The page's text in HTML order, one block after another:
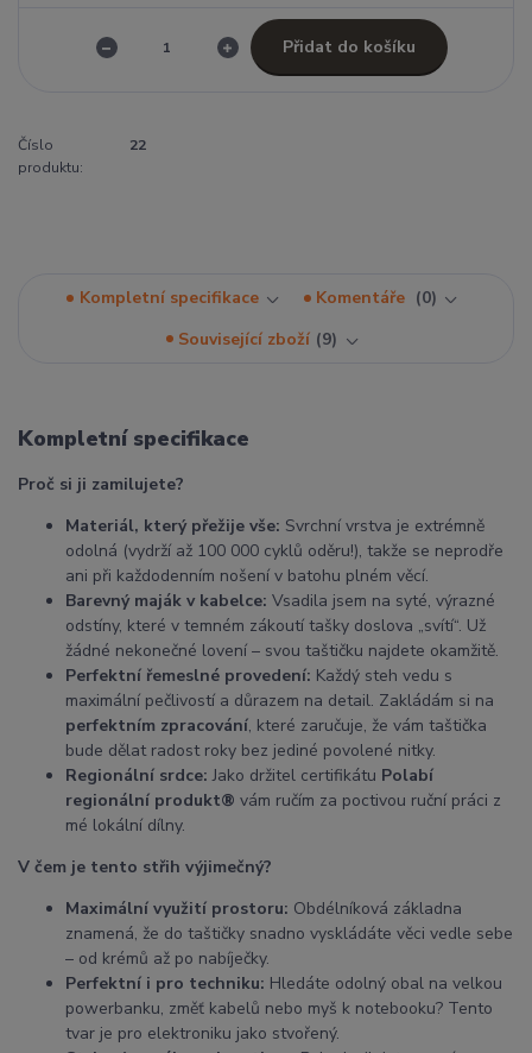
Přidat do košíku
Číslo
produktu:
22
Kompletní specifikace Komentáře
0
Související zboží 9
Kompletní specifikace
Proč si ji zamilujete?
Materiál, který přežije vše: Svrchní vrstva je extrémně
odolná (vydrží až 100 000 cyklů oděru!), takže se neprodře
ani při každodenním nošení v batohu plném věcí.
Barevný maják v kabelce: Vsadila jsem na syté, výrazné
odstíny, které v temném zákoutí tašky doslova „svítí“. Už
žádné nekonečné lovení – svou taštičku najdete okamžitě.
Perfektní řemeslné provedení: Každý steh vedu s
maximální pečlivostí a důrazem na detail. Zakládám si na
perfektním zpracování, které zaručuje, že vám taštička
bude dělat radost roky bez jediné povolené nitky.
Regionální srdce: Jako držitel certifikátu Polabí
regionální produkt® vám ručím za poctivou ruční práci z
mé lokální dílny.
V čem je tento střih výjimečný?
Maximální využití prostoru: Obdélníková základna
znamená, že do taštičky snadno vyskládáte věci vedle sebe
– od krémů až po nabíječky.
Perfektní i pro techniku: Hledáte odolný obal na velkou
powerbanku, změť kabelů nebo myš k notebooku? Tento
tvar je pro elektroniku jako stvořený.